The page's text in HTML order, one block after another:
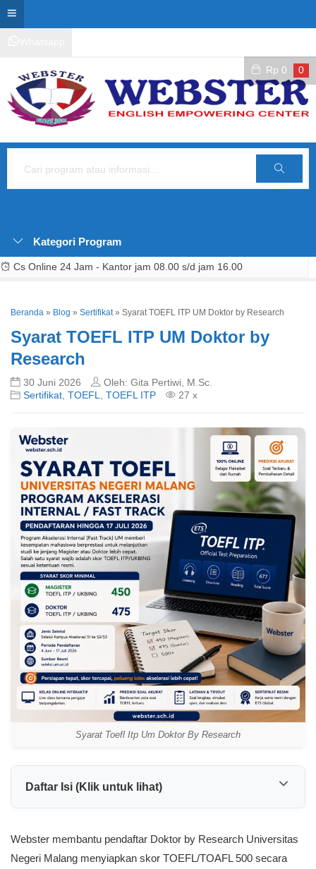
Rp 0 0
Cari
Kategori Program
Cs Online 24 Jam - Kantor jam 08.00 s/d jam 16.00
Beranda » Blog » Sertifikat» Syarat TOEFL ITP UM Doktor by Research
Syarat TOEFL ITP UM Doktor by
Research
30 Juni 2026
Oleh: Gita Pertiwi, M.Sc.
Sertifikat, TOEFL, TOEFL ITP 27 x
Syarat Toefl Itp Um Doktor By Research
Daftar Isi (Klik untuk lihat)
Webster membantu pendaftar Doktor by Research Universitas
Negeri Malang menyiapkan skor TOEFL/TOAFL 500 secara